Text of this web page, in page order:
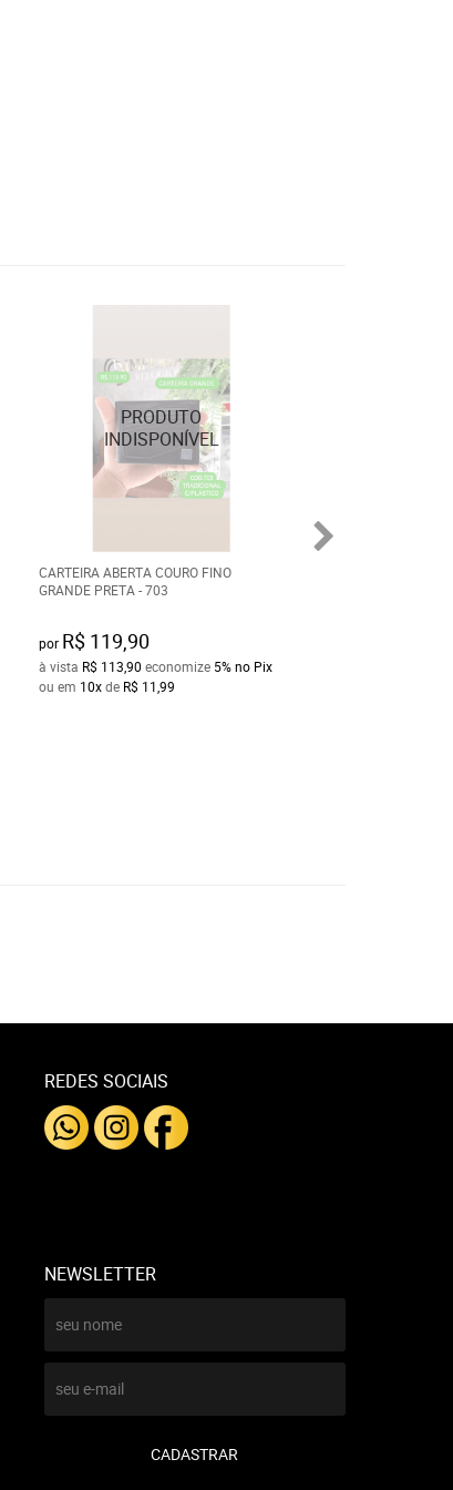
CARTEIRA ABERTA COURO FINO
GRANDE PRETA - 703
por R$ 119,90
à vista R$ 113,90 economize 5% no Pix
ou em 10xde R$ 11,99
REDES SOCIAIS
NEWSLETTER
CADASTRAR